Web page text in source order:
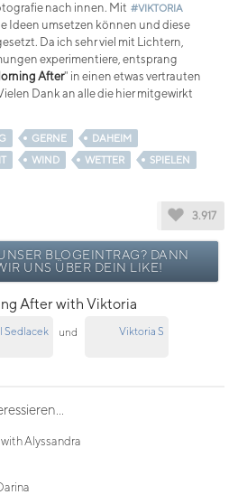
nach innen. Mit #VIKTORIA
Ideen umsetzen können und diese
Da ich sehr viel mit Lichtern,
experimentiere, entsprang
After" in einen etwas vertrauten
Dank an alle die hier mitgewirkt
GERNE
DAHEIM
WIND WETTER
SPIELEN
3.917
BLOGEINTRAG? DANN
UNS ÜBER DEIN LIKE!
After with Viktoria
Sedlacek und Viktoria S
Alyssandra